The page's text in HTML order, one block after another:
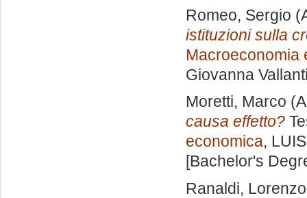
Romeo, Sergio
istituzioni sulla
Macroeconomia
Giovanna
Moretti, Marco
causa effetto?
economica,
[Bachelor's
Ranaldi, Lorenzo